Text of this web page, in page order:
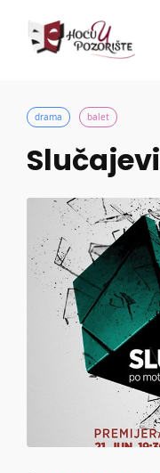
drama balet
Slučajevi